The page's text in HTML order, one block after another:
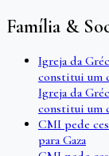
Família &
Igreja da
constitui um
Igreja da
constitui um
CMI pede
para Gaza